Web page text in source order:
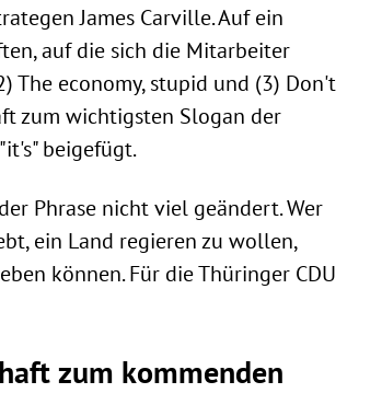
James Carville. Auf ein
auf die sich die Mitarbeiter
The economy, stupid und (3) Don't
zum wichtigsten Slogan der
beigefügt.
Phrase nicht viel geändert. Wer
ein Land regieren zu wollen,
können. Für die Thüringer CDU
zum kommenden